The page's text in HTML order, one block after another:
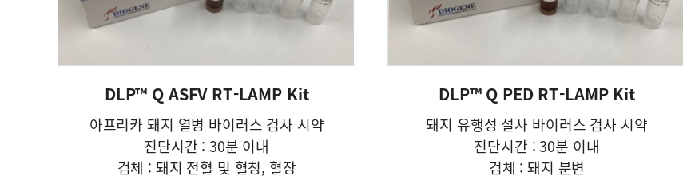
DLP™ Q ASFV RT-LAMP Kit
아프리카 돼지 열병 바이러스 검사 시약
진단시간 : 30분 이내
검체 : 돼지 전혈 및 혈청, 혈장
DLP™ Q PED RT-LAMP Kit
돼지 유행성 설사 바이러스 검사 시약
진단시간 : 30분 이내
검체 : 돼지 분변